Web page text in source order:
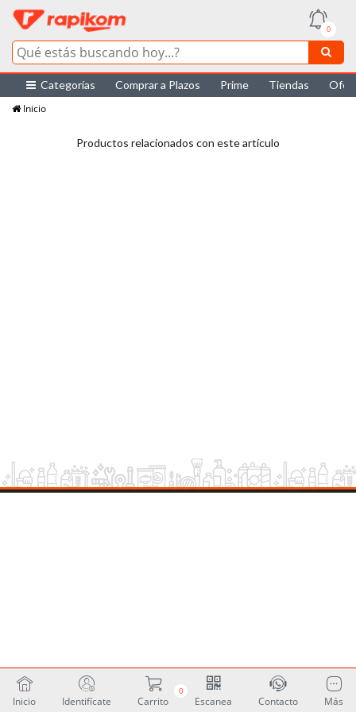
0
Categorías Comprar a Plazos Prime Tiendas
Inicio
Productos relacionados con este artículo
Inicio Identifícate
0
Carrito Escanea Contacto Más